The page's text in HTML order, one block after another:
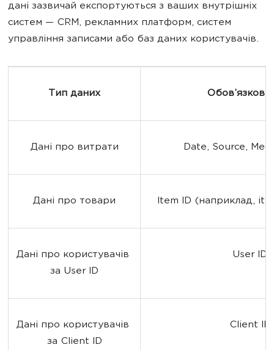
дані зазвичай експортуються з ваших внутрішніх
систем — CRM, рекламних платформ, систем
управління записами або баз даних користувачів.
Тип даних Обов’язкові
Дані про витрати Date, Source,
Дані про товари Item ID (наприклад,
Дані про користувачів
за User ID
User ID
Дані про користувачів
за Client ID
Client ID